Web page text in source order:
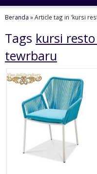
Beranda »Article tag in 'kursi
Tags kursi
tewrbaru